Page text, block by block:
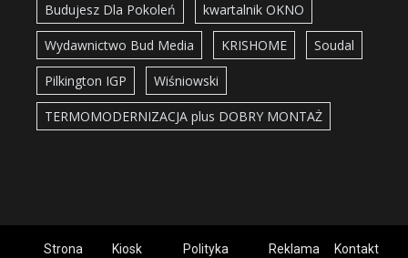
Budujesz Dla Pokoleń kwartalnik OKNO
Wydawnictwo Bud Media KRISHOME Soudal
Pilkington IGP Wiśniowski
TERMOMODERNIZACJA plus DOBRY MONTAŻ
Strona Kiosk Polityka Reklama Kontakt